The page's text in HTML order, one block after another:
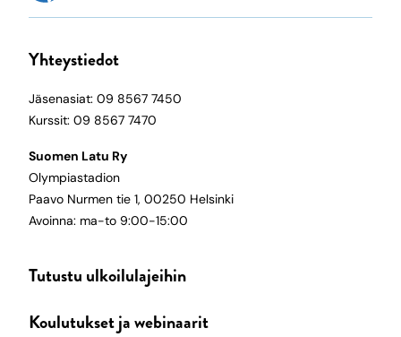
Yhteystiedot
Jäsenasiat: 09 8567 7450
Kurssit: 09 8567 7470
Suomen Latu Ry
Olympiastadion
Paavo Nurmen tie 1, 00250 Helsinki
Avoinna: ma-to 9:00-15:00
Tutustu ulkoilulajeihin
Koulutukset ja webinaarit